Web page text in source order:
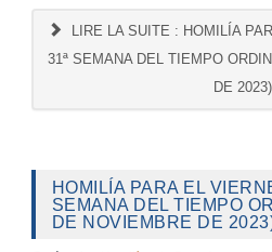
LIRE LA SUITE : HOMILÍA
31ª SEMANA DEL TIEMPO
DE 2023)
HOMILÍA PARA EL
SEMANA DEL TIEMPO
DE NOVIEMBRE DE